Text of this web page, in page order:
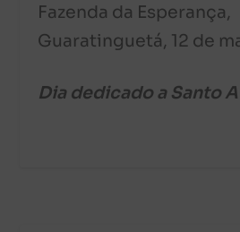
Fazenda da Esperança,
Guaratinguetá, 12 de
Dia dedicado a Santo